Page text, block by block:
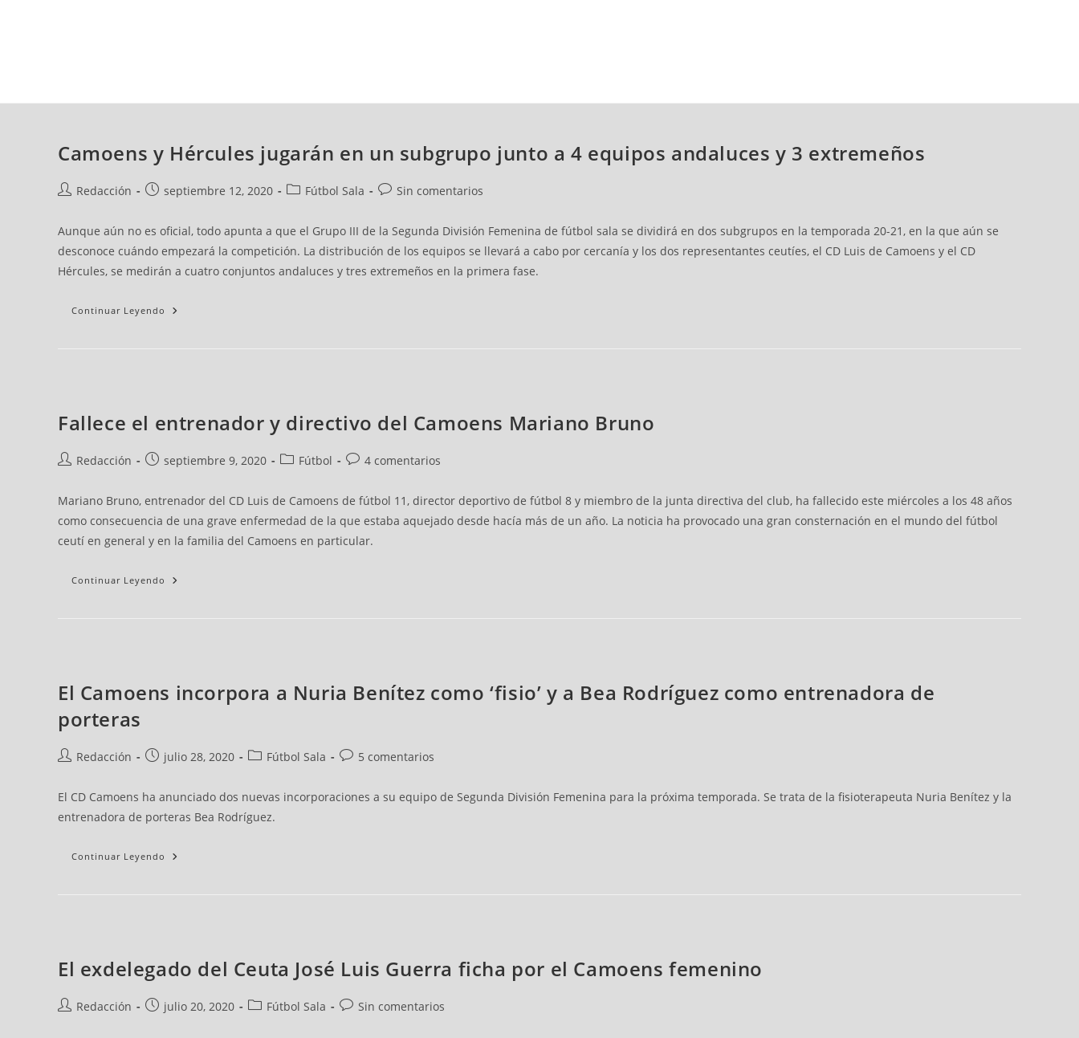
Camoens y Hércules jugarán en un subgrupo junto a 4 equipos andaluces y 3 extremeños
Redacción septiembre 12, 2020 Fútbol Sala Sin comentarios
Aunque aún no es oficial, todo apunta a que el Grupo III de la Segunda División Femenina de fútbol sala se dividirá en dos subgrupos en la temporada 20-21, en la que aún se
desconoce cuándo empezará la competición. La distribución de los equipos se llevará a cabo por cercanía y los dos representantes ceutíes, el CD Luis de Camoens y el CD
Hércules, se medirán a cuatro conjuntos andaluces y tres extremeños en la primera fase.
Continuar Leyendo
Fallece el entrenador y directivo del Camoens Mariano Bruno
Redacción septiembre 9, 2020 Fútbol 4 comentarios
Mariano Bruno, entrenador del CD Luis de Camoens de fútbol 11, director deportivo de fútbol 8 y miembro de la junta directiva del club, ha fallecido este miércoles a los 48 años
como consecuencia de una grave enfermedad de la que estaba aquejado desde hacía más de un año. La noticia ha provocado una gran consternación en el mundo del fútbol
ceutí en general y en la familia del Camoens en particular.
Continuar Leyendo
El Camoens incorpora a Nuria Benítez como ‘fisio’ y a Bea Rodríguez como entrenadora de
porteras
Redacción julio 28, 2020 Fútbol Sala 5 comentarios
El CD Camoens ha anunciado dos nuevas incorporaciones a su equipo de Segunda División Femenina para la próxima temporada. Se trata de la fisioterapeuta Nuria Benítez y la
entrenadora de porteras Bea Rodríguez.
Continuar Leyendo
El exdelegado del Ceuta José Luis Guerra ficha por el Camoens femenino
Redacción julio 20, 2020 Fútbol Sala Sin comentarios